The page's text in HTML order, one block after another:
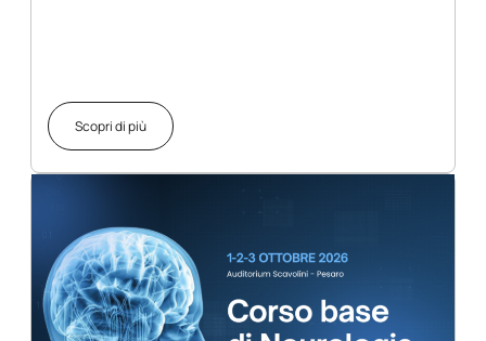
Scopri di più